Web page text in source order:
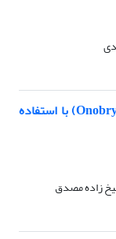
باززایی درون شیشه‌ای اسپرس (Onobrychis sativa) با استفاده
زاده مصدق